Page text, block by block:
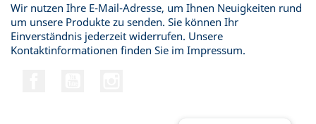
Wir nutzen Ihre E-Mail-Adresse, um Ihnen Neuigkeiten rund
um unsere Produkte zu senden. Sie können Ihr
Einverständnis jederzeit widerrufen. Unsere
Kontaktinformationen finden Sie im Impressum.